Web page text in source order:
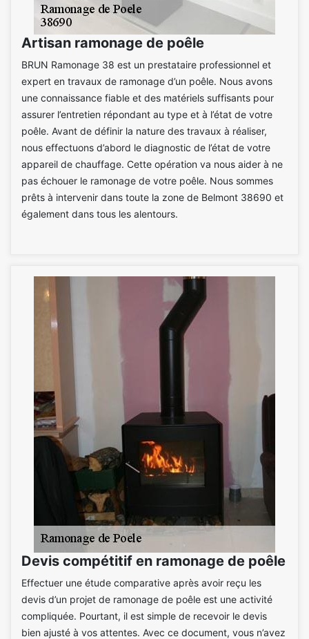
Artisan ramonage de poêle
BRUN Ramonage 38 est un prestataire professionnel et
expert en travaux de ramonage d’un poêle. Nous avons
une connaissance fiable et des matériels suffisants pour
assurer l’entretien répondant au type et à l’état de votre
poêle. Avant de définir la nature des travaux à réaliser,
nous effectuons d’abord le diagnostic de l’état de votre
appareil de chauffage. Cette opération va nous aider à ne
pas échouer le ramonage de votre poêle. Nous sommes
prêts à intervenir dans toute la zone de Belmont 38690 et
également dans tous les alentours.
Devis compétitif en ramonage de poêle
Effectuer une étude comparative après avoir reçu les
devis d’un projet de ramonage de poêle est une activité
compliquée. Pourtant, il est simple de recevoir le devis
bien ajusté à vos attentes. Avec ce document, vous n’avez